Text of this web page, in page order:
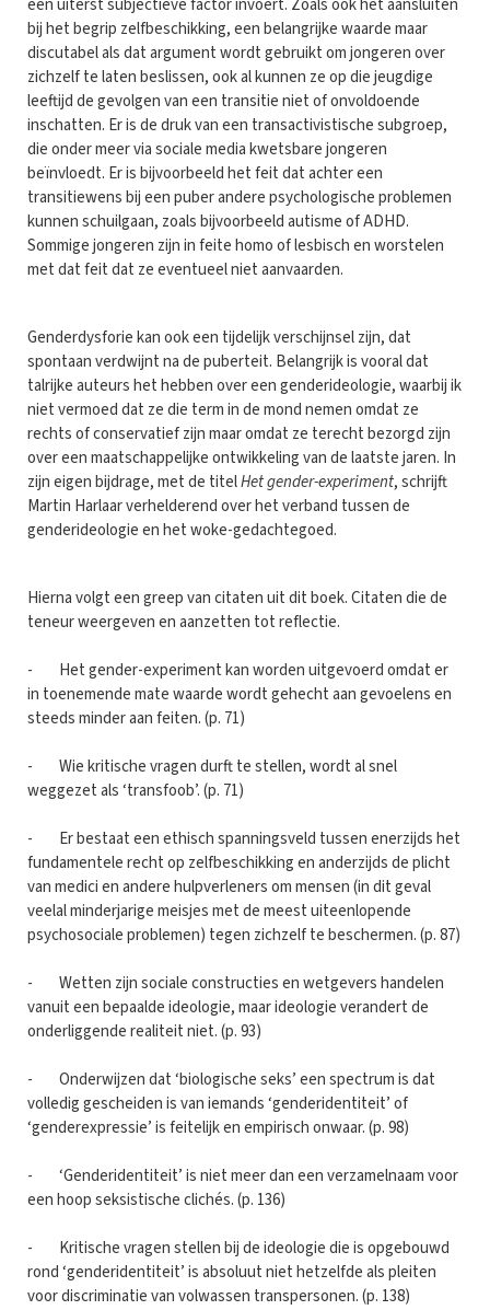
een uiterst subjectieve factor invoert. Zoals ook het aansluiten
bij het begrip zelfbeschikking, een belangrijke waarde maar
discutabel als dat argument wordt gebruikt om jongeren over
zichzelf te laten beslissen, ook al kunnen ze op die jeugdige
leeftijd de gevolgen van een transitie niet of onvoldoende
inschatten. Er is de druk van een transactivistische subgroep,
die onder meer via sociale media kwetsbare jongeren
beïnvloedt. Er is bijvoorbeeld het feit dat achter een
transitiewens bij een puber andere psychologische problemen
kunnen schuilgaan, zoals bijvoorbeeld autisme of ADHD.
Sommige jongeren zijn in feite homo of lesbisch en worstelen
met dat feit dat ze eventueel niet aanvaarden.
Genderdysforie kan ook een tijdelijk verschijnsel zijn, dat
spontaan verdwijnt na de puberteit. Belangrijk is vooral dat
talrijke auteurs het hebben over een genderideologie, waarbij ik
niet vermoed dat ze die term in de mond nemen omdat ze
rechts of conservatief zijn maar omdat ze terecht bezorgd zijn
over een maatschappelijke ontwikkeling van de laatste jaren. In
zijn eigen bijdrage, met de titelHet gender-experiment, schrijft
Martin Harlaar verhelderend over het verband tussen de
genderideologie en het woke-gedachtegoed.
Hierna volgt een greep van citaten uit dit boek. Citaten die de
teneur weergeven en aanzetten tot reflectie.
- Het gender-experiment kan worden uitgevoerd omdat er
in toenemende mate waarde wordt gehecht aan gevoelens en
steeds minder aan feiten. (p. 71)
- Wie kritische vragen durft te stellen, wordt al snel
weggezet als ‘transfoob’. (p. 71)
- Er bestaat een ethisch spanningsveld tussen enerzijds het
fundamentele recht op zelfbeschikking en anderzijds de plicht
van medici en andere hulpverleners om mensen (in dit geval
veelal minderjarige meisjes met de meest uiteenlopende
psychosociale problemen) tegen zichzelf te beschermen. (p. 87)
- Wetten zijn sociale constructies en wetgevers handelen
vanuit een bepaalde ideologie, maar ideologie verandert de
onderliggende realiteit niet. (p. 93)
- Onderwijzen dat ‘biologische seks’ een spectrum is dat
volledig gescheiden is van iemands ‘genderidentiteit’ of
‘genderexpressie’ is feitelijk en empirisch onwaar. (p. 98)
- ‘Genderidentiteit’ is niet meer dan een verzamelnaam voor
een hoop seksistische clichés. (p. 136)
- Kritische vragen stellen bij de ideologie die is opgebouwd
rond ‘genderidentiteit’ is absoluut niet hetzelfde als pleiten
voor discriminatie van volwassen transpersonen. (p. 138)